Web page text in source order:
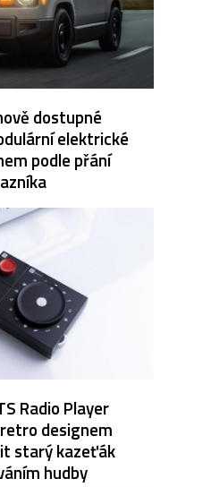
dostupné
elektrické
podle přání
Radio Player
designem
starý kazeťák
hudby